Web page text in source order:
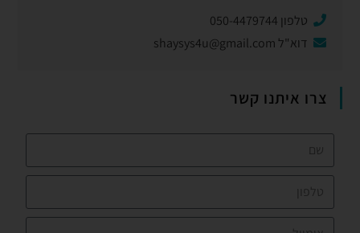
טלפון 050-4479744
דוא"ל shaysys4u@gmail.com
צרו איתנו קשר